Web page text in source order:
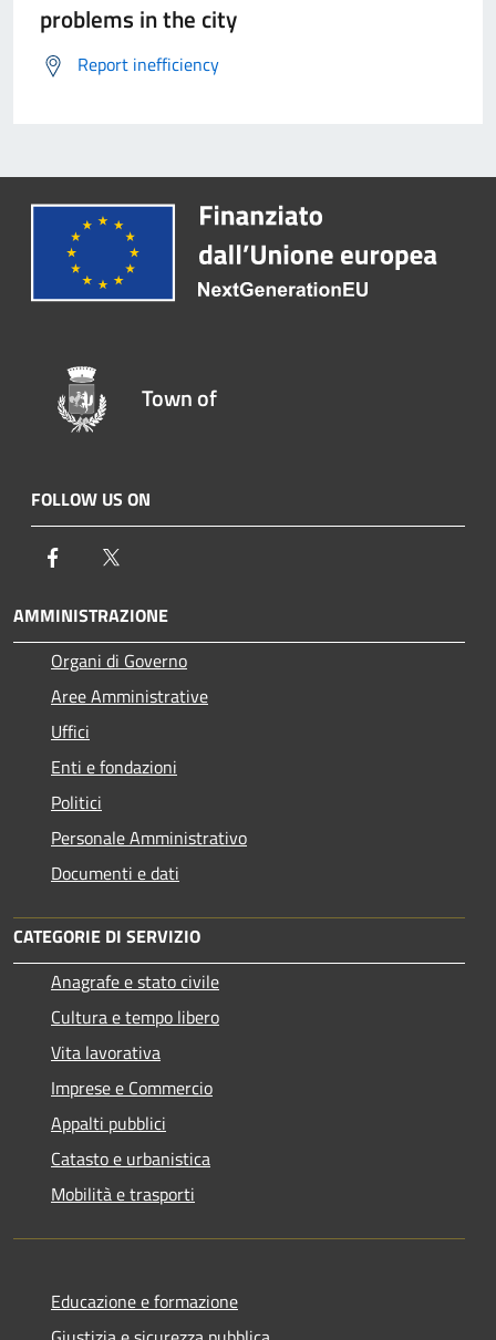
problems in the city
Report inefficiency
Town of
FOLLOW US ON
Facebook
AMMINISTRAZIONE
Organi di Governo
Aree Amministrative
Uffici
Enti e fondazioni
Politici
Personale Amministrativo
Documenti e dati
CATEGORIE DI SERVIZIO
Anagrafe e stato civile
Cultura e tempo libero
Vita lavorativa
Imprese e Commercio
Appalti pubblici
Catasto e urbanistica
Mobilità e trasporti
Educazione e formazione